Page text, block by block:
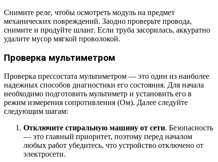
Снимите реле, чтобы осмотреть модуль на предмет
механических повреждений. Заодно проверьте провода,
снимите и продуйте шланг. Если труба засорилась, аккуратно
удалите мусор мягкой проволокой.
Проверка мультиметром
Проверка прессостата мультиметром — это один из наиболее
надежных способов диагностики его состояния. Для начала
необходимо подготовить мультиметр и установить его в
режим измерения сопротивления (Ом). Далее следуйте
следующим шагам:
Отключите стиральную машину от сети. Безопасность
— это главный приоритет, поэтому перед началом
любых работ убедитесь, что устройство отключено от
электросети.